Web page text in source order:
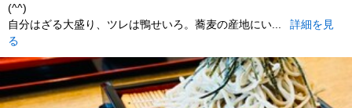
(^^)
自分はざる大盛り、ツレは鴨せいろ。蕎麦の産地にい...
詳細を見
る